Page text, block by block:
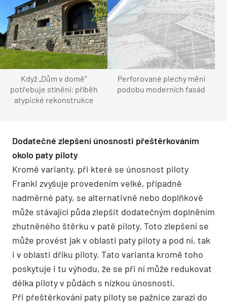
Když „Dům v domě“
potřebuje stínění: příběh
atypické rekonstrukce
Perforované plechy mění
podobu moderních fasád
Dodatečné zlepšení únosnosti přeštěrkováním
okolo paty piloty
Kromě varianty, při které se únosnost piloty
Franki zvyšuje provedením velké, případně
nadměrné paty, se alternativně nebo doplňkově
může stávající půda zlepšit dodatečným doplněním
zhutněného štěrku v patě piloty. Toto zlepšení se
může provést jak v oblasti paty piloty a pod ní, tak
i v oblasti dříku piloty. Tato varianta kromě toho
poskytuje i tu výhodu, že se při ní může redukovat
délka piloty v půdách s nízkou únosností.
Při přeštěrkování paty piloty se pažnice zarazí do